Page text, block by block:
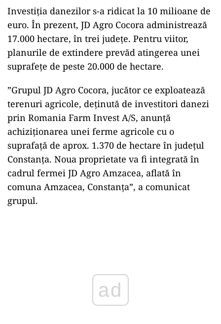
Investiția danezilor s-a ridicat la 10 milioane de
euro. În prezent, JD Agro Cocora administrează
17.000 hectare, în trei județe. Pentru viitor,
planurile de extindere prevăd atingerea unei
suprafețe de peste 20.000 de hectare.
”Grupul JD Agro Cocora, jucător ce exploatează
terenuri agricole, deţinută de investitori danezi
prin Romania Farm Invest A/S, anunţă
achiziţionarea unei ferme agricole cu o
suprafaţă de aprox. 1.370 de hectare în judeţul
Constanţa. Noua proprietate va fi integrată în
cadrul fermei JD Agro Amzacea, aflată în
comuna Amzacea, Constanţa”, a comunicat
grupul.